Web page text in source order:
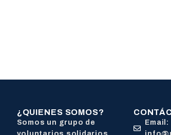
¿QUIENES SOMOS?
Somos un grupo de
Email: